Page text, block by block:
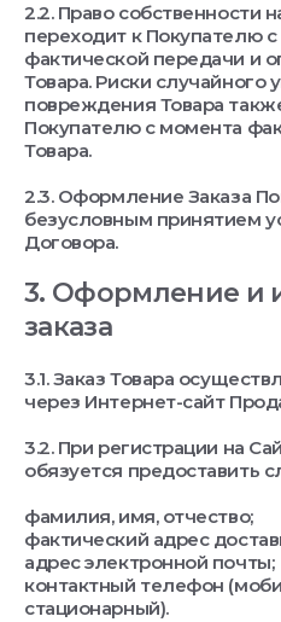
2.2. Право собственности
переходит к Покупателю
фактической передачи и
Товара. Риски случайного
повреждения Товара
Покупателю с момента
Товара.
2.3. Оформление Заказа
безусловным принятием
Договора.
3. Оформление и
заказа
3.1. Заказ Товара
через Интернет-сайт
3.2. При регистрации на
обязуется
фамилия, имя, отчество;
фактический адрес
адрес электронной почты;
контактный телефон
стационарный).